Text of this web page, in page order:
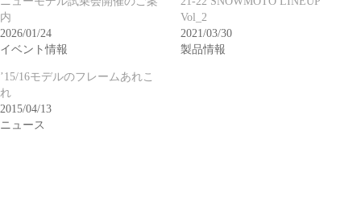
内
2026/01/24
イベント情報
Vol_2
2021/03/30
製品情報
’15/16モデルのフレームあれこ
れ
2015/04/13
ニュース